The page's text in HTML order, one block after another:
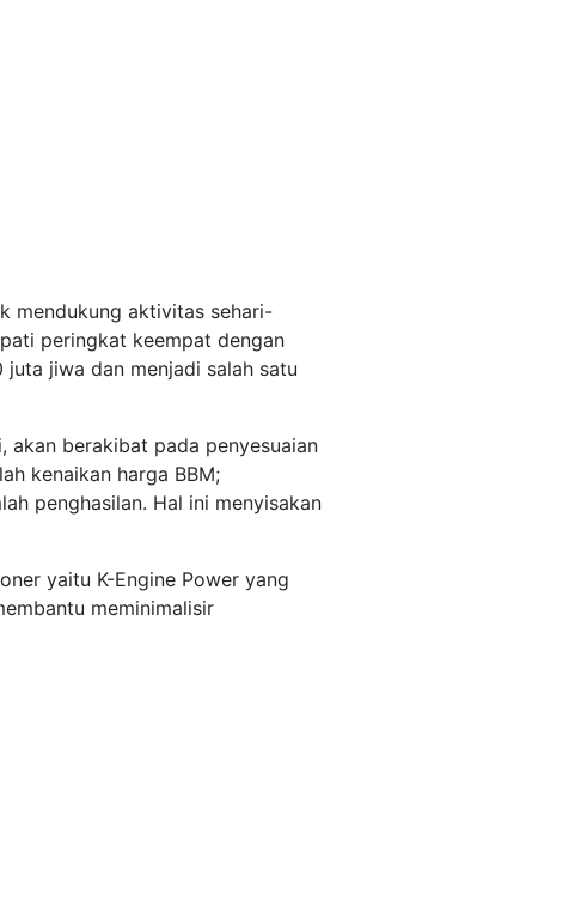
mendukung aktivitas sehari-
peringkat keempat dengan
jiwa dan menjadi salah satu
akan berakibat pada penyesuaian
kenaikan harga BBM;
penghasilan. Hal ini menyisakan
yaitu K-Engine Power yang
meminimalisir